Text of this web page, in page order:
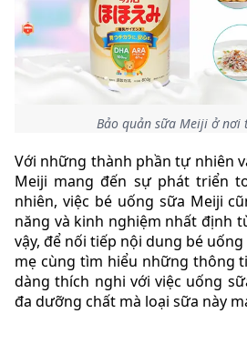
Bảo quản sữa Meiji ở nơi
Với những thành phần tự nhiên
Meiji mang đến sự phát triển
nhiên, việc bé uống sữa Meiji
năng và kinh nghiệm nhất định
vậy, để nối tiếp nội dung bé
mẹ cùng tìm hiểu những thông
dàng thích nghi với việc uống
đa dưỡng chất mà loại sữa này